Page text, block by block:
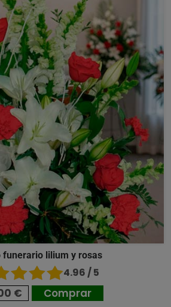
funerario lilium y rosas
4.96 / 5
€ Comprar